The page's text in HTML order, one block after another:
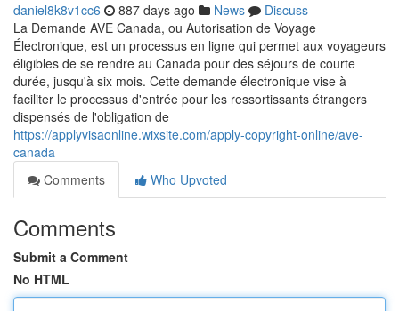
daniel8k8v1cc6 887 days ago News
Discuss
La Demande AVE Canada, ou Autorisation de Voyage
Électronique, est un processus en ligne qui permet aux voyageurs
éligibles de se rendre au Canada pour des séjours de courte
durée, jusqu'à six mois. Cette demande électronique vise à
faciliter le processus d'entrée pour les ressortissants étrangers
dispensés de l'obligation de
https://applyvisaonline.wixsite.com/apply-copyright-online/ave-
canada
Comments
Who Upvoted
Comments
Submit a Comment
No HTML